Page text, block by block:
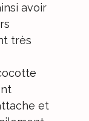
avoir
très
et